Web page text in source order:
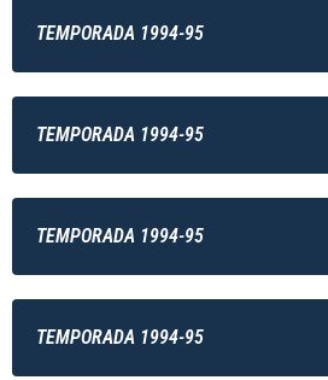
TEMPORADA 1994-95
TEMPORADA 1994-95
TEMPORADA 1994-95
TEMPORADA 1994-95